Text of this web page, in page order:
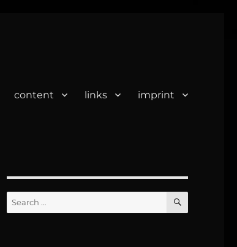
content links imprint
Search
for:
SEARCH